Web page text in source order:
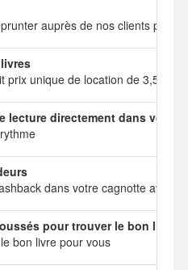
auprès de nos clients
prix unique de location de 3,50
lecture directement dans votre
dans votre cagnotte avec
pour trouver le bon livre
bon livre pour vous